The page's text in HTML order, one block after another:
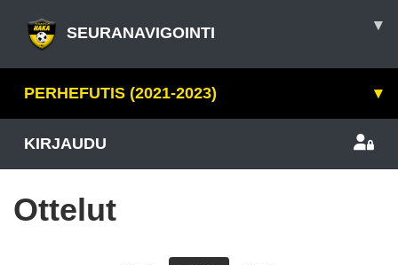
SEURANAVIGOINTI ▾
PERHEFUTIS (2021-2023) ▾
KIRJAUDU
Ottelut